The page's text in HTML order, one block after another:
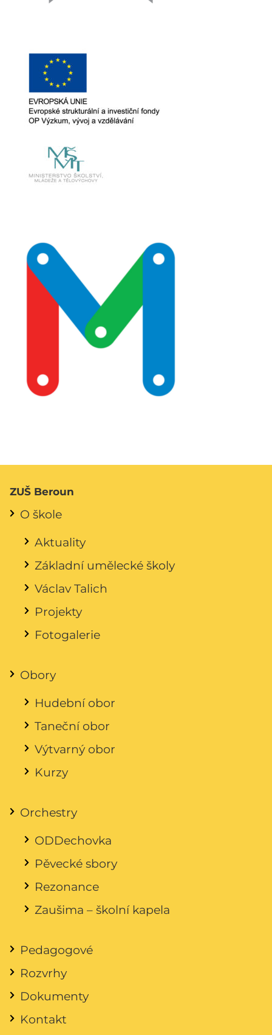
ZUŠ Beroun
O škole
Aktuality
Základní umělecké školy
Václav Talich
Projekty
Fotogalerie
Obory
Hudební obor
Taneční obor
Výtvarný obor
Kurzy
Orchestry
ODDechovka
Pěvecké sbory
Rezonance
Zaušima – školní kapela
Pedagogové
Rozvrhy
Dokumenty
Kontakt